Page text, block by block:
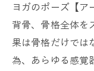
ヨガのポーズ【ア
背骨、骨格全体を
果は骨格だけでは
為、あらゆる感覚